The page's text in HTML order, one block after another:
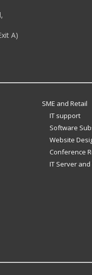
A)
SME and Retail
IT support
Software
Website
Conference
IT Server